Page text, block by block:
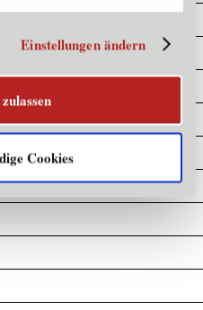
Einstellungen ändern
Cookies